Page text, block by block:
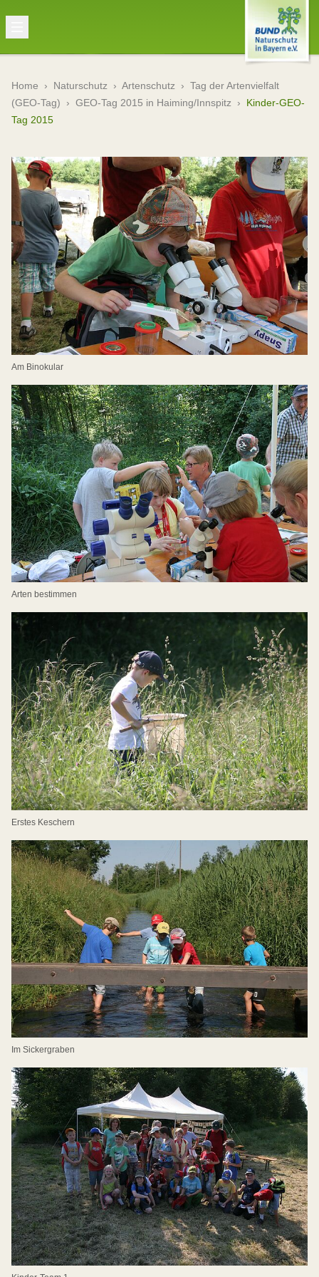
Home › Naturschutz › Artenschutz › Tag der Artenvielfalt
(GEO-Tag) › GEO-Tag 2015 in Haiming/Innspitz › Kinder-GEO-
Tag 2015
Am Binokular
Arten bestimmen
Erstes Keschern
Im Sickergraben